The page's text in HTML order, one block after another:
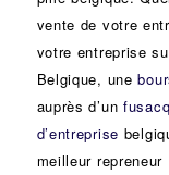
vente de votre
votre entreprise
Belgique, une
auprès d’un fusacq
d’entreprise
meilleur